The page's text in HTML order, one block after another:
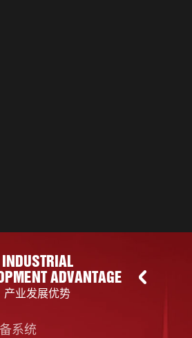
INDUSTRIAL
ADVANTAGE
产业发展优势
系统